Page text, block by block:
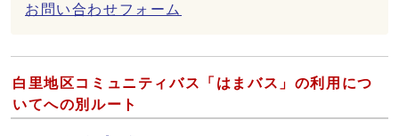
お問い合わせフォーム
白里地区コミュニティバス「はまバス」の利用につ
いてへの別ルート